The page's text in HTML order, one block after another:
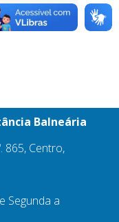
Balneária
865, Centro,
Segunda a